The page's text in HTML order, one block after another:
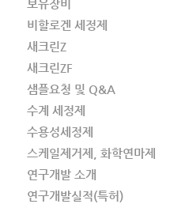
보유장비
비할로겐 세정제
새크린Z
새크린ZF
샘플요청 및 Q&A
수계 세정제
수용성세정제
스케일제거제, 화학연마제
연구개발 소개
연구개발실적(특허)